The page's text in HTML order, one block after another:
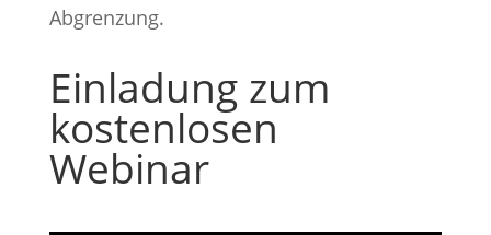
Abgrenzung.
Einladung zum
kostenlosen
Webinar